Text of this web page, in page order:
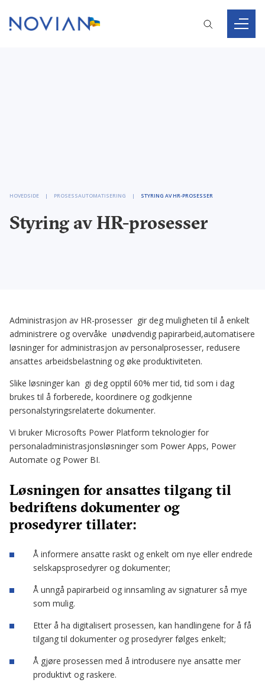
HOVEDSIDE PROSESSAUTOMATISERING STYRING AV HR-PROSESSER
Styring av HR-prosesser
Administrasjon av HR-prosesser gir deg muligheten til å enkelt
administrere og overvåke unødvendig papirarbeid,automatisere
løsninger for administrasjon av personalprosesser, redusere
ansattes arbeidsbelastning og øke produktiviteten.
Slike løsninger kan gi deg opptil 60% mer tid, tid som i dag
brukes til å forberede, koordinere og godkjenne
personalstyringsrelaterte dokumenter.
Vi bruker Microsofts Power Platform teknologier for
personaladministrasjonsløsninger som Power Apps, Power
Automate og Power BI.
Løsningen for ansattes tilgang til
bedriftens dokumenter og
prosedyrer tillater:
Å informere ansatte raskt og enkelt om nye eller endrede
selskapsprosedyrer og dokumenter;
Å unngå papirarbeid og innsamling av signaturer så mye
som mulig.
Etter å ha digitalisert prosessen, kan handlingene for å få
tilgang til dokumenter og prosedyrer følges enkelt;
Å gjøre prosessen med å introdusere nye ansatte mer
produktivt og raskere.